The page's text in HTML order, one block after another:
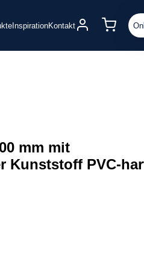
InspirationKontakt
mm mit
Kunststoff PVC-